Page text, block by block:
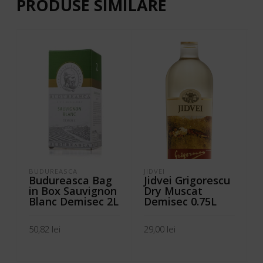
PRODUSE SIMILARE
BUDUREASCA
Budureasca Bag
in Box Sauvignon
Blanc Demisec 2L
50,82 lei
JIDVEI
Jidvei Grigorescu
Dry Muscat
Demisec 0.75L
29,00 lei